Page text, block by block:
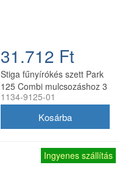
31.712 Ft
Stiga fűnyírókés szett Park
125 Combi mulcsozáshoz 3
db
1134-9125-01
Ingyenes szállítás